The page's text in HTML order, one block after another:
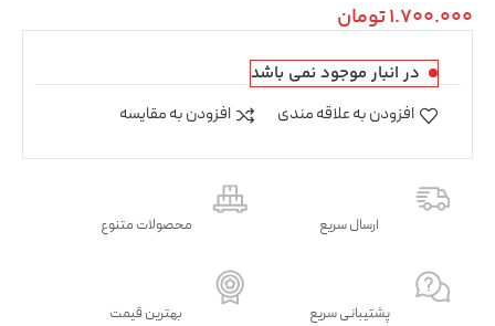
1.700.000تومان
در انبار موجود نمی باشد
افزودن به علاقه مندی افزودن به مقایسه
ارسال سریع محصولات متنوع
پشتیبانی سریع بهترین قیمت